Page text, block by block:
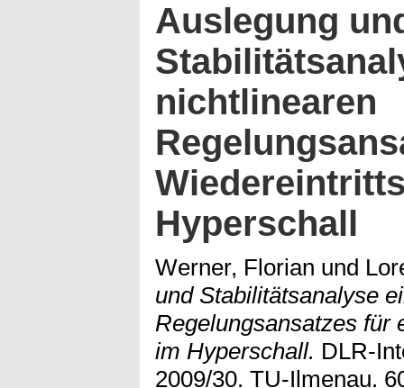
Auslegung
nichtlinearen
Hyperschall
Werner, Florian und
und Stabilitätsanalyse
Regelungsansatzes für
im Hyperschall. DLR-
2009/30. TU-Ilmenau.